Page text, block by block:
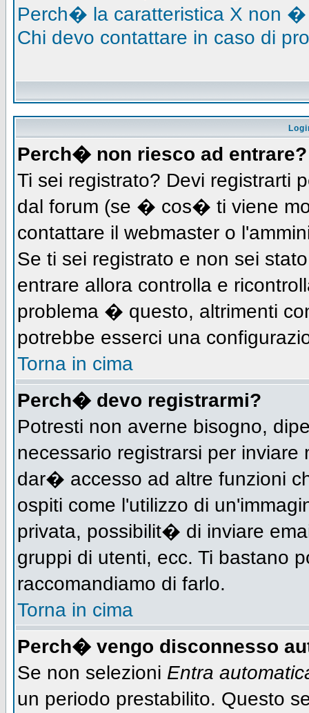
Perch� la caratteristica X non �
Chi devo contattare in caso di
Perch� non riesco ad entrare?
Ti sei registrato? Devi registrarti
dal forum (se � cos� ti viene
contattare il webmaster o
Se ti sei registrato e non sei
entrare allora controlla e
problema � questo, altrimenti
potrebbe esserci una
Torna in cima
Perch� devo registrarmi?
Potresti non averne bisogno,
necessario registrarsi per
dar� accesso ad altre funzioni
ospiti come l'utilizzo di
privata, possibilit� di inviare
gruppi di utenti, ecc. Ti bastano
raccomandiamo di farlo.
Torna in cima
Perch� vengo disconnesso
Se non selezioni Entra
un periodo prestabilito. Questo